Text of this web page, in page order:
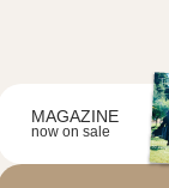
MAGAZINE
now on sale